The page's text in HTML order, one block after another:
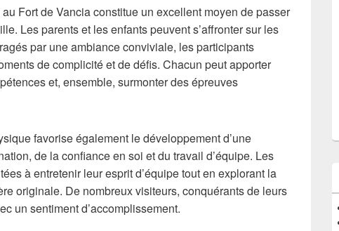
au Fort de Vancia constitue un excellent moyen de passer
Les parents et les enfants peuvent s’affronter sur les
par une ambiance conviviale, les participants
de complicité et de défis. Chacun peut apporter
et, ensemble, surmonter des épreuves
favorise également le développement d’une
de la confiance en soi et du travail d’équipe. Les
à entretenir leur esprit d’équipe tout en explorant la
originale. De nombreux visiteurs, conquérants de leurs
un sentiment d’accomplissement.